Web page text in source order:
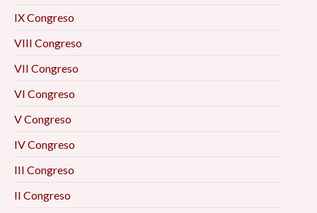
IX Congreso
VIII Congreso
VII Congreso
VI Congreso
V Congreso
IV Congreso
III Congreso
II Congreso